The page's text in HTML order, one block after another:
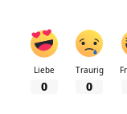
Liebe
0
Traurig
0